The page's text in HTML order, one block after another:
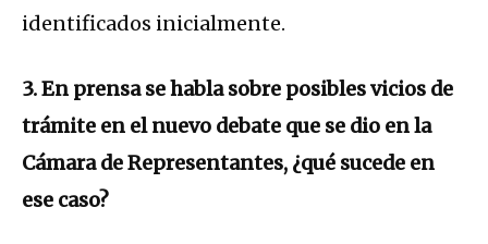
identificados inicialmente.
3. En prensa se habla sobre posibles vicios de
trámite en el nuevo debate que se dio en la
Cámara de Representantes, ¿qué sucede en
ese caso?